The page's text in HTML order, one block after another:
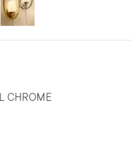
CHROME